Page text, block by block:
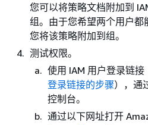
您可以将策略文档附加到
组。由于您希望两个用户都
您将该策略附加到组。
测试权限。
使用 IAM 用户登录链接
登录链接的步骤），通
控制台。
通过以下网址打开